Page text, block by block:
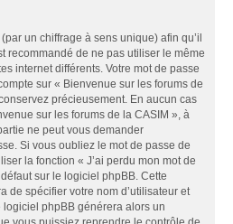
un chiffrage à sens unique) afin qu’il
recommandé de ne pas utiliser le même
internet différents. Votre mot de passe
sur « Bienvenue sur les forums de
précieusement. En aucun cas
sur les forums de la CASIM », à
ne peut vous demander
Si vous oubliez le mot de passe de
la fonction « J’ai perdu mon mot de
sur le logiciel phpBB. Cette
de spécifier votre nom d’utilisateur et
phpBB générera alors un